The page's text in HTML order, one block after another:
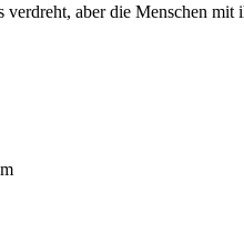
verdreht, aber die Menschen mit